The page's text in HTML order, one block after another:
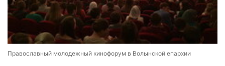
Православный молодежный кинофорум в Волынской епархии